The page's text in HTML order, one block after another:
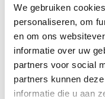
We gebruiken
personaliseren, om
en om ons
informatie over uw
partners voor social
partners kunnen
informatie die u aan
Spezifikationen
Marke: Charlie
Saison: Spring/
Kollektion: